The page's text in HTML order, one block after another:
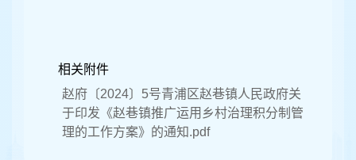
相关附件
赵府〔2024〕5号青浦区赵巷镇人民政府关
于印发《赵巷镇推广运用乡村治理积分制管
理的工作方案》的通知.pdf